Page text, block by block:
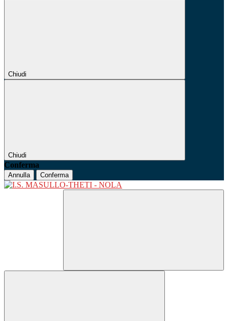
Chiudi
Chiudi
Conferma
Annulla Conferma